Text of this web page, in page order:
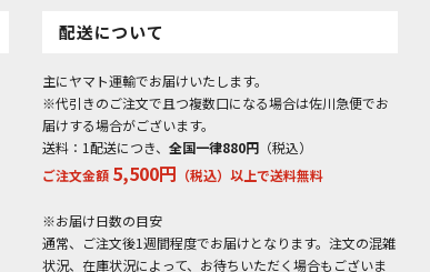
配送について
主にヤマト運輸でお届けいたします。
※代引きのご注文で且つ複数口になる場合は佐川急便でお
届けする場合がございます。
送料：1配送につき、 全国一律880円 （税込）
ご注文金額 5,500円 （税込）以上で送料無料
※お届け日数の目安
通常、ご注文後1週間程度でお届けとなります。注文の混雑
状況、在庫状況によって、お待ちいただく場合もございま